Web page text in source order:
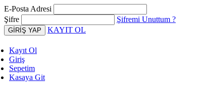
E-Posta Adresi
Şifre
Şifremi Unuttum ?
KAYIT OL
Kayıt Ol
Giriş
Sepetim
Kasaya Git